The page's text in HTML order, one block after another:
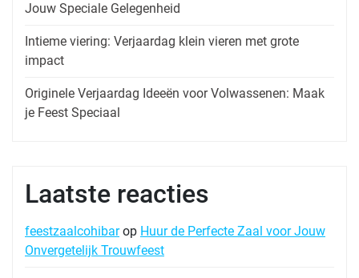
Jouw Speciale Gelegenheid
Intieme viering: Verjaardag klein vieren met grote
impact
Originele Verjaardag Ideeën voor Volwassenen: Maak
je Feest Speciaal
Laatste reacties
feestzaalcohibarop Huur de Perfecte Zaal voor Jouw
Onvergetelijk Trouwfeest